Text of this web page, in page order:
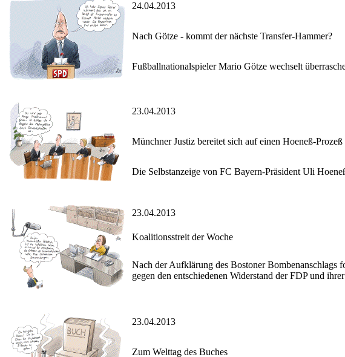
24.04.2013
Nach Götze - kommt der nächste Transfer-Hammer?
Fußballnationalspieler Mario Götze wechselt
23.04.2013
Münchner Justiz bereitet sich auf einen Hoeneß-
Die Selbstanzeige von FC Bayern-Präsident Uli
23.04.2013
Koalitionsstreit der Woche
Nach der Aufklärung des Bostoner Bombenanschlags
gegen den entschiedenen Widerstand der FDP und
23.04.2013
Zum Welttag des Buches